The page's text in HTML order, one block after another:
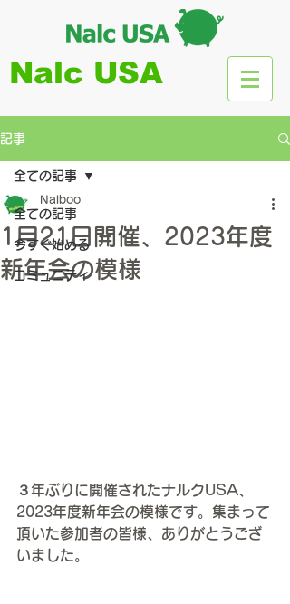
Nalc USA
記事
全ての記事
今すぐ始める
コミュニティ
全ての記事
1月21日開催、2023年度
新年会の模様
Nalboo
３年ぶりに開催されたナルクUSA、
2023年度新年会の模様です。集まって
頂いた参加者の皆様、ありがとうござ
いました。